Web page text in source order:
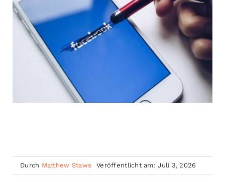
Durch Matthew Staws Veröffentlicht am: Juli 3, 2026